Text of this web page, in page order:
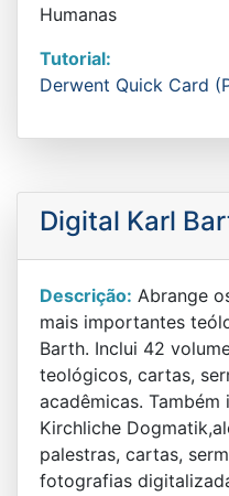
Humanas
Tutorial:
Derwent Quick Card
Digital Karl
Descrição: Abrange
mais importantes
Barth. Inclui 42
teológicos, cartas,
acadêmicas.
Kirchliche
palestras, cartas,
fotografias